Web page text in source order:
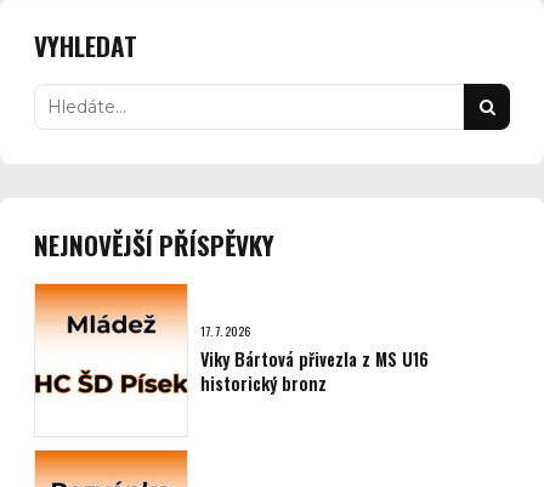
VYHLEDAT
NEJNOVĚJŠÍ PŘÍSPĚVKY
17. 7. 2026
Viky Bártová přivezla z MS U16
historický bronz